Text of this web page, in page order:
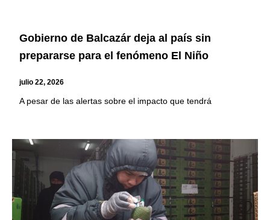
Gobierno de Balcazár deja al país sin
prepararse para el fenómeno El Niño
julio 22, 2026
A pesar de las alertas sobre el impacto que tendrá